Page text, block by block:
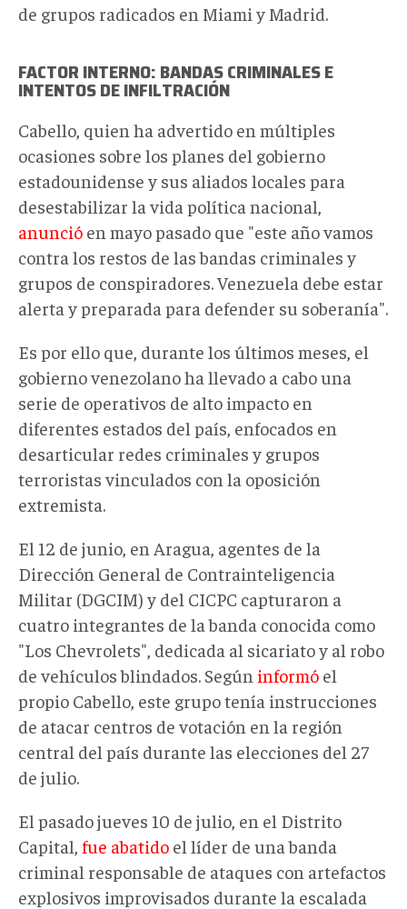
de grupos radicados en Miami y Madrid.
FACTOR INTERNO: BANDAS CRIMINALES E
INTENTOS DE INFILTRACIÓN
Cabello, quien ha advertido en múltiples
ocasiones sobre los planes del gobierno
estadounidense y sus aliados locales para
desestabilizar la vida política nacional,
anunció en mayo pasado que "este año vamos
contra los restos de las bandas criminales y
grupos de conspiradores. Venezuela debe estar
alerta y preparada para defender su soberanía".
Es por ello que, durante los últimos meses, el
gobierno venezolano ha llevado a cabo una
serie de operativos de alto impacto en
diferentes estados del país, enfocados en
desarticular redes criminales y grupos
terroristas vinculados con la oposición
extremista.
El 12 de junio, en Aragua, agentes de la
Dirección General de Contrainteligencia
Militar (DGCIM) y del CICPC capturaron a
cuatro integrantes de la banda conocida como
"Los Chevrolets", dedicada al sicariato y al robo
de vehículos blindados. Según informó el
propio Cabello, este grupo tenía instrucciones
de atacar centros de votación en la región
central del país durante las elecciones del 27
de julio.
El pasado jueves 10 de julio, en el Distrito
Capital, fue abatido el líder de una banda
criminal responsable de ataques con artefactos
explosivos improvisados durante la escalada